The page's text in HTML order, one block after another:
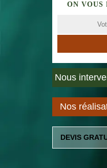
ON VOUS
Nous
Nos
DEVIS